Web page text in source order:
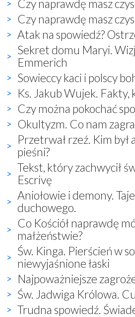
Czy naprawdę masz
Czy naprawdę masz
Atak na spowiedź?
Sekret domu Maryi.
Emmerich
Sowieccy kaci i polscy
Ks. Jakub Wujek. Fakty,
Czy można pokochać
Okultyzm. Co nam
Przetrwał rzeź. Kim był
pieśni?
Tekst, który zachwycił
Escrivę
Aniołowie i demony.
duchowego.
Co Kościół naprawdę
małżeństwie?
Św. Kinga. Pierścień w
niewyjaśnione łaski
Najpoważniejsze
Św. Jadwiga Królowa.
Trudna spowiedź.